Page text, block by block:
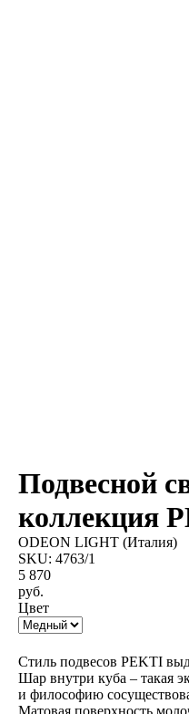
Подвесной
коллекция
ODEON LIGHT (Италия)
SKU: 4763/1
5 870
руб.
Цвет
Стиль подвесов PEKTI
Шар внутри куба – такая
и философию
Матовая поверхность